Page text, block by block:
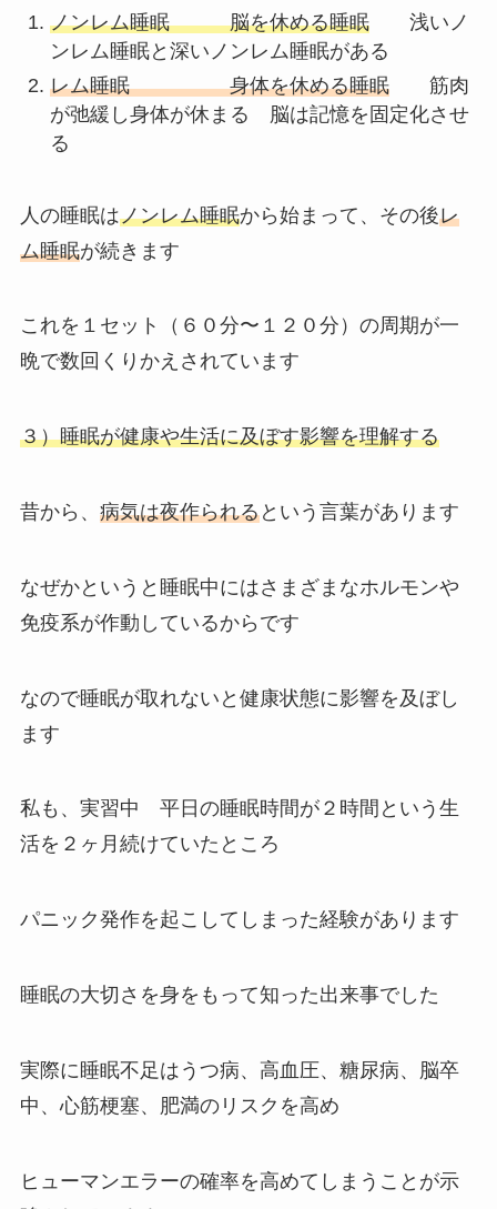
ノンレム睡眠 脳を休める睡眠浅いノ
ンレム睡眠と深いノンレム睡眠がある
レム睡眠 身体を休める睡眠筋肉
が弛緩し身体が休まる 脳は記憶を固定化させ
る
人の睡眠はノンレム睡眠から始まって、その後レ
ム睡眠が続きます
これを１セット（６０分〜１２０分）の周期が一
晩で数回くりかえされています
３）睡眠が健康や生活に及ぼす影響を理解する
昔から、 病気は夜作られるという言葉があります
なぜかというと睡眠中にはさまざまなホルモンや
免疫系が作動しているからです
なので睡眠が取れないと健康状態に影響を及ぼし
ます
私も、実習中 平日の睡眠時間が２時間という生
活を２ヶ月続けていたところ
パニック発作を起こしてしまった経験があります
睡眠の大切さを身をもって知った出来事でした
実際に睡眠不足はうつ病、高血圧、糖尿病、脳卒
中、心筋梗塞、肥満のリスクを高め
ヒューマンエラーの確率を高めてしまうことが示